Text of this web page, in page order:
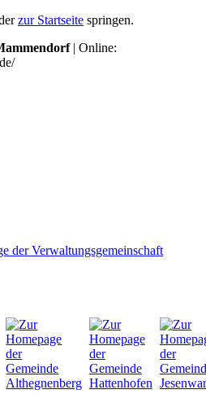
zur Startseite springen.
| Online: